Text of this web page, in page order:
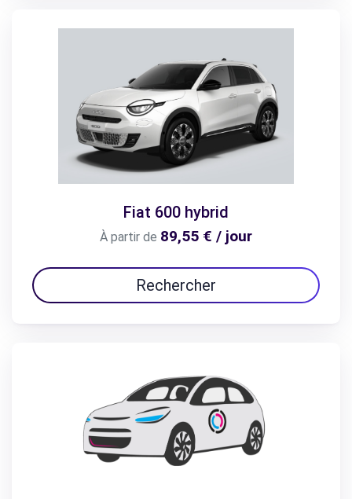
Fiat 600 hybrid
À partir de 89,55 € / jour
Rechercher